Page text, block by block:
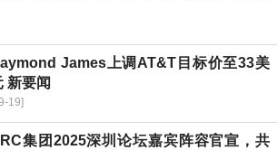
James上调AT&T目标价至33美
新要闻
19]
集团2025深圳论坛嘉宾阵容官宣，共